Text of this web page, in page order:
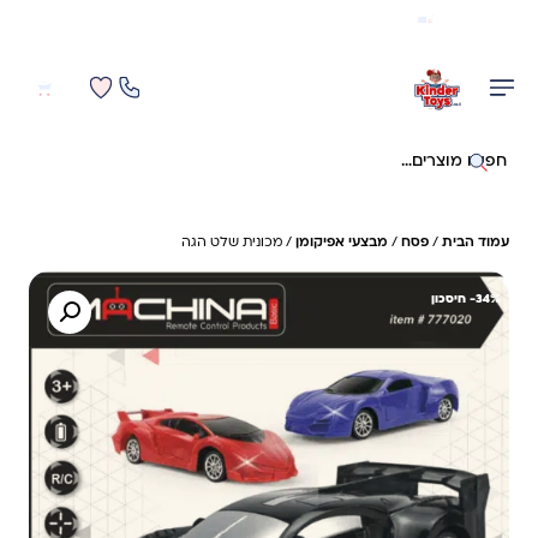
חיפוש באתר
עמוד הבית / פסח / מבצעי אפיקומן / מכונית שלט הגה
34%- חיסכון